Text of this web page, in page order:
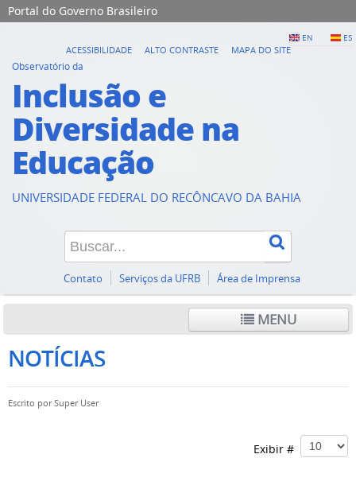
Portal do Governo Brasileiro
EN ES
ACESSIBILIDADE ALTO CONTRASTE
MAPA DO SITE
Observatório da
Inclusão e
Diversidade na
Educação
UNIVERSIDADE FEDERAL DO RECÔNCAVO DA BAHIA
Contato Serviços da UFRB Área de Imprensa
MENU
NOTÍCIAS
Escrito porSuper User
Exibir #